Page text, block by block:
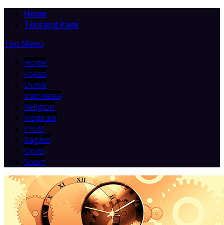
Home
Tentang Kami
Top Menu
Home
Fokus
Dunia
Indonesia
Religion
Inspirasi
Profil
Ragam
Opini
Sport